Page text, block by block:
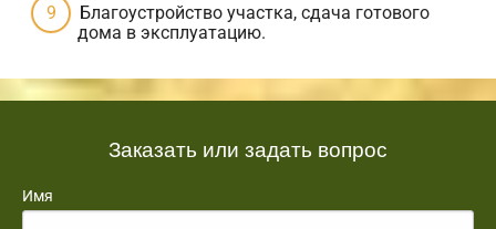
Благоустройство участка, сдача готового
дома в эксплуатацию.
Заказать или задать вопрос
Имя